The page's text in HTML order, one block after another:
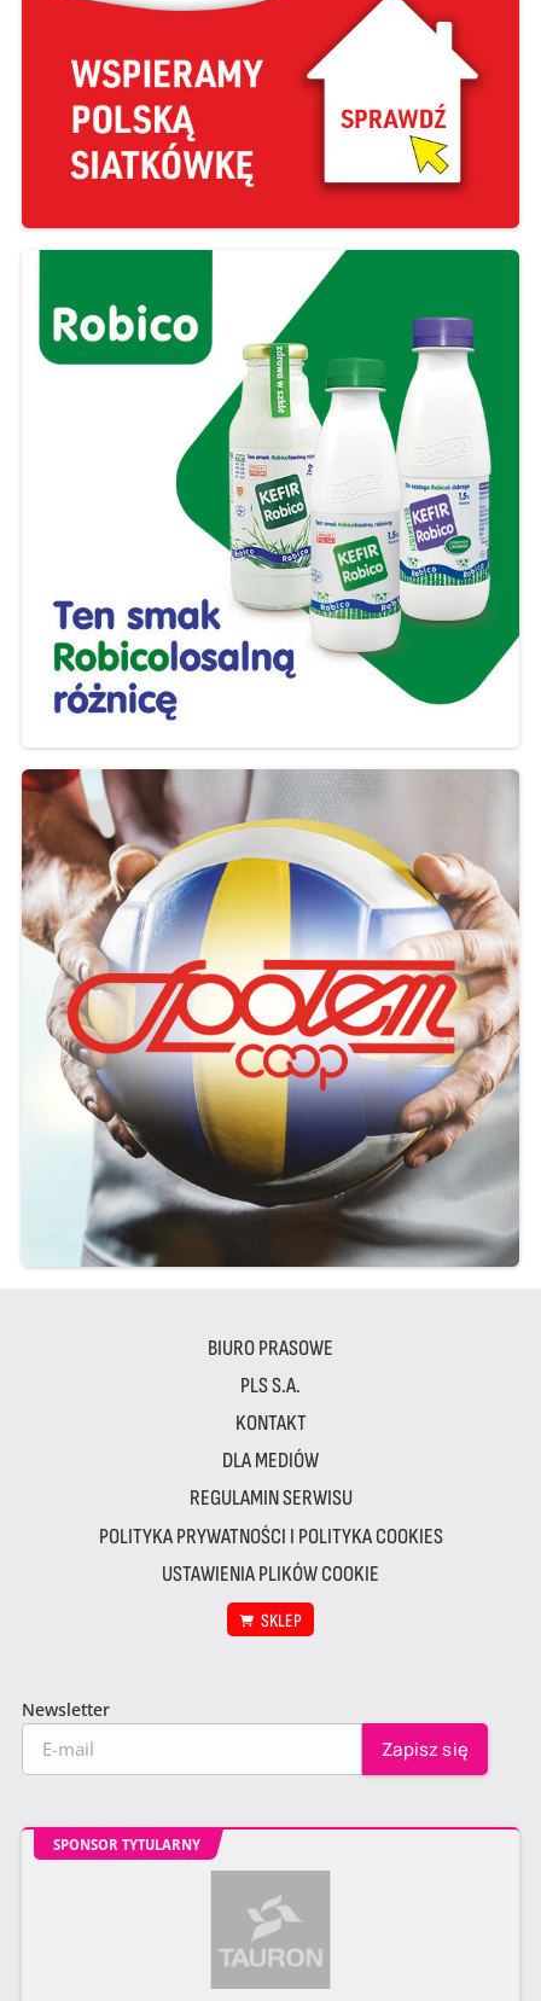
BIURO PRASOWE
PLS S.A.
KONTAKT
DLA MEDIÓW
REGULAMIN SERWISU
POLITYKA PRYWATNOŚCI I POLITYKA COOKIES
USTAWIENIA PLIKÓW COOKIE
SKLEP
Newsletter
SPONSOR TYTULARNY